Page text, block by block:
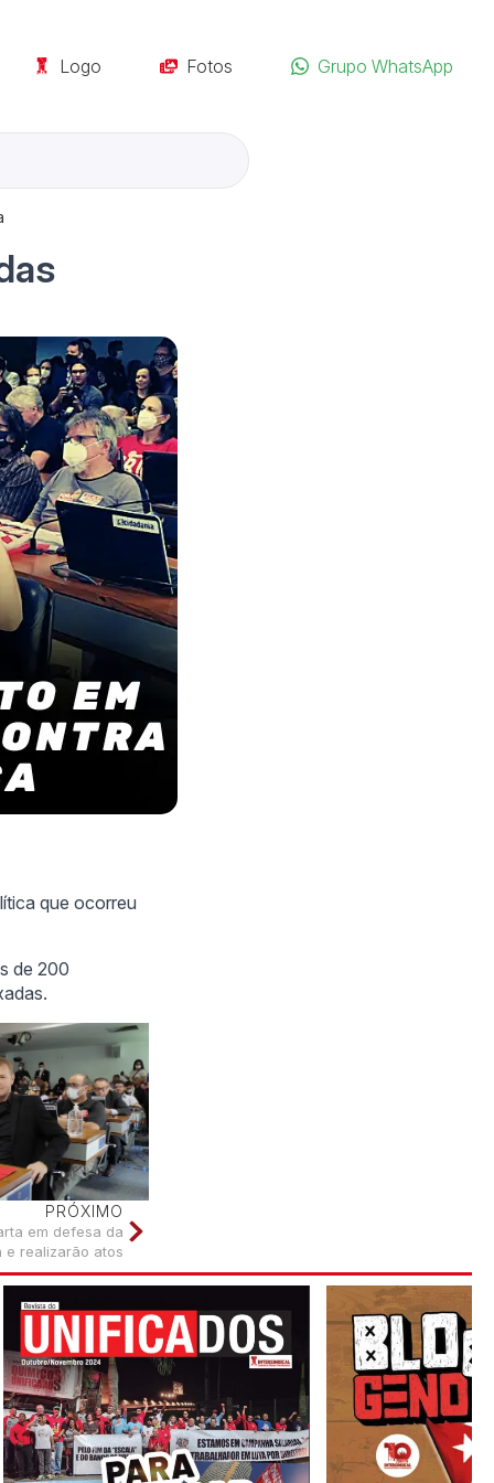
Logo Fotos Grupo WhatsApp
que ocorreu
de 200
PRÓXIMO
em defesa da
e realizarão atos